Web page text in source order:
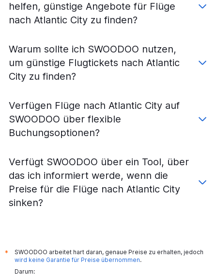
helfen, günstige Angebote für Flüge
nach Atlantic City zu finden?
Warum sollte ich SWOODOO nutzen,
um günstige Flugtickets nach Atlantic
City zu finden?
Verfügen Flüge nach Atlantic City auf
SWOODOO über flexible
Buchungsoptionen?
Verfügt SWOODOO über ein Tool, über
das ich informiert werde, wenn die
Preise für die Flüge nach Atlantic City
sinken?
*
SWOODOO arbeitet hart daran, genaue Preise zu erhalten, jedoch
wird keine Garantie für Preise übernommen.
Darum: